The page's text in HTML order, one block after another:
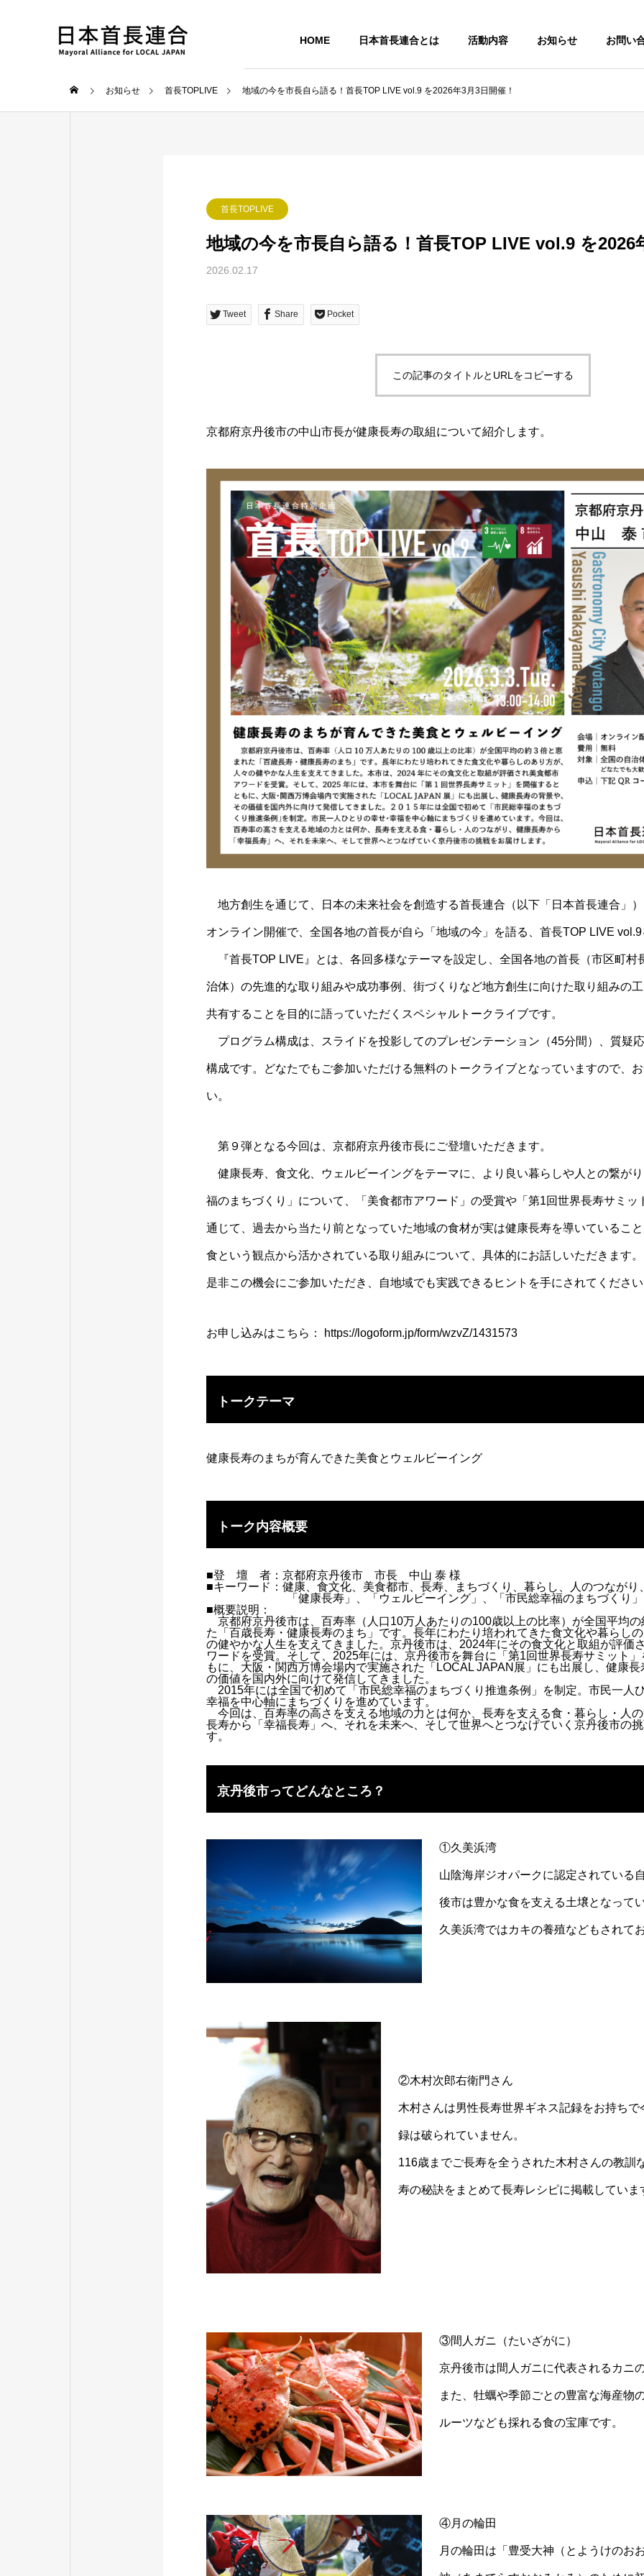
HOME 日本首長連合とは 活動内容 お知らせ お問い
お知らせ 首長TOPLIVE 地域の今を市長自ら語る！首長TOP LIVE vol.9 を2026年3月3日開催！
首長TOPLIVE
地域の今を市長自ら語る！首長TOP LIVE vol.9 を2026
2026.02.17
Tweet Share Pocket
この記事のタイトルとURLをコピーする
京都府京丹後市の中山市長が健康長寿の取組について紹介します。
地方創生を通じて、日本の未来社会を創造する首長連合（以下「日本首長連合」
オンライン開催で、全国各地の首長が自ら「地域の今」を語る、首長TOP LIVE
『首長TOP LIVE』とは、各回多様なテーマを設定し、全国各地の首長（市区町村
治体）の先進的な取り組みや成功事例、街づくりなど地方創生に向けた取り組みの
共有することを目的に語っていただくスペシャルトークライブです。
プログラム構成は、スライドを投影してのプレゼンテーション（45分間）、質疑
構成です。どなたでもご参加いただける無料のトークライブとなっていますので、
い。
第９弾となる今回は、京都府京丹後市長にご登壇いただきます。
健康長寿、食文化、ウェルビーイングをテーマに、より良い暮らしや人との繋が
福のまちづくり」について、「美食都市アワード」の受賞や「第1回世界長寿サミッ
通じて、過去から当たり前となっていた地域の食材が実は健康長寿を導いているこ
食という観点から活かされている取り組みについて、具体的にお話しいただきます。
是非この機会にご参加いただき、自地域でも実践できるヒントを手にされてくださ
お申し込みはこちら： https://logoform.jp/form/wzvZ/1431573
トークテーマ
健康長寿のまちが育んできた美食とウェルビーイング
トーク内容概要
■登 壇 者：京都府京丹後市 市長 中山 泰 様
■キーワード：健康、食文化、美食都市、長寿、まちづくり、暮らし、人のつながり
「健康長寿」、「ウェルビーイング」、「市民総幸福のまちづくり」
■概要説明：
京都府京丹後市は、百寿率（人口10万人あたりの100歳以上の比率）が全国平均
た「百歳長寿・健康長寿のまち」です。長年にわたり培われてきた食文化や暮らし
の健やかな人生を支えてきました。京丹後市は、2024年にその食文化と取組が評価
ワードを受賞。そして、2025年には、京丹後市を舞台に「第1回世界長寿サミット
もに、大阪・関西万博会場内で実施された「LOCAL JAPAN展」にも出展し、健康
の価値を国内外に向けて発信してきました。
2015年には全国で初めて「市民総幸福のまちづくり推進条例」を制定。市民一人
幸福を中心軸にまちづくりを進めています。
今回は、百寿率の高さを支える地域の力とは何か、長寿を支える食・暮らし・人
長寿から「幸福長寿」へ、それを未来へ、そして世界へとつなげていく京丹後市の
す。
京丹後市ってどんなところ？
①久美浜湾
山陰海岸ジオパークに認定されている
後市は豊かな食を支える土壌となって
久美浜湾ではカキの養殖などもされて
②木村次郎右衛門さん
木村さんは男性長寿世界ギネス記録をお持ちで
録は破られていません。
116歳までご長寿を全うされた木村さんの教訓
寿の秘訣をまとめて長寿レシピに掲載していま
③間人ガニ（たいざがに）
京丹後市は間人ガニに代表されるカニ
また、牡蠣や季節ごとの豊富な海産物
ルーツなども採れる食の宝庫です。
④月の輪田
月の輪田は「豊受大神（とようけのお